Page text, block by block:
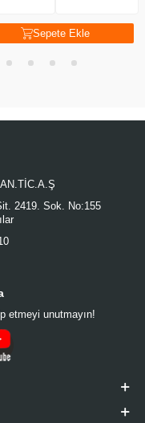
Sepete Ekle
2419. Sok. No:155
etmeyi unutmayın!